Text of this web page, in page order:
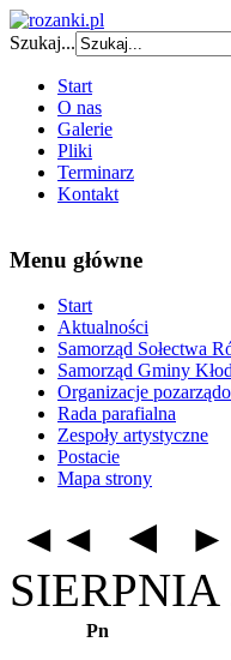
Szukaj...
Start
O nas
Galerie
Pliki
Terminarz
Kontakt
Menu główne
Start
Aktualności
Samorząd Sołectwa
Samorząd Gminy
Organizacje
Rada parafialna
Zespoły artystyczne
Postacie
Mapa strony
◄◄ ◄
SIERPNIA
Pn